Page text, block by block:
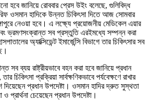
হবে জানিয়ে রোববার প্রেস উইং বলেছে, গুলিবিদ্ধ
ওসমান হাদিকে উন্নত চিকিৎসা দিতে আজ সোমবার
নেওয়া হবে। এ লক্ষ্যে প্রয়োজনীয় মেডিকেল এয়ার
ভ্রমণসংক্রান্ত সব প্রস্তুতি এরইমধ্যে সম্পন্ন করা
অ্যাক্সিডেন্ট ইমার্জেন্সি বিভাগে তার চিকিৎসার সব
সব ব্যয় রাষ্ট্রীয়ভাবে বহন করা হবে জানিয়ে প্রধান
চিকিৎসা প্রক্রিয়া সার্বক্ষণিকভাবে পর্যবেক্ষণে রাখার
দিয়েছেন প্রধান উপদেষ্টা। ওসমান হাদির দ্রুত সুস্থতা
ও প্রার্থনা চেয়েছেন প্রধান উপদেষ্টা।